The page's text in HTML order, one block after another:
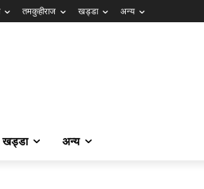
तमकुहीराज खड्डा अन्य
खड्डा अन्य